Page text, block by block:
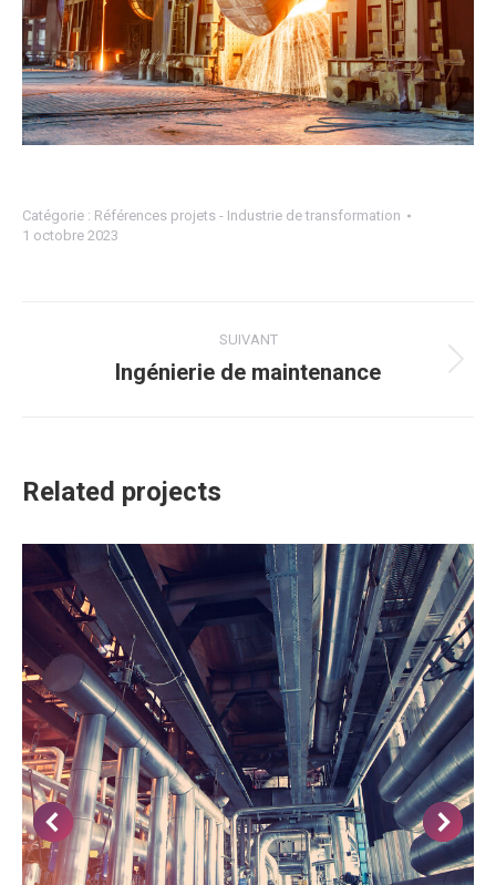
Catégorie : Références projets - Industrie de transformation
1 octobre 2023
SUIVANT
Projets
Ingénierie de maintenance
Related projects